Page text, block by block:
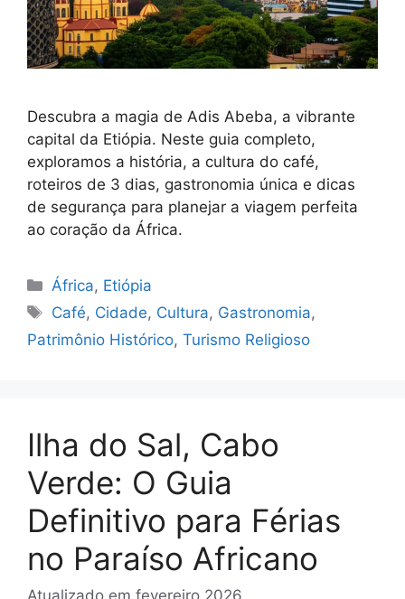
Descubra a magia de Adis Abeba, a vibrante
capital da Etiópia. Neste guia completo,
exploramos a história, a cultura do café,
roteiros de 3 dias, gastronomia única e dicas
de segurança para planejar a viagem perfeita
ao coração da África.
Categorias
África, Etiópia
Tags
Café, Cidade, Cultura, Gastronomia,
Patrimônio Histórico, Turismo Religioso
Ilha do Sal, Cabo
Verde: O Guia
Definitivo para Férias
no Paraíso Africano